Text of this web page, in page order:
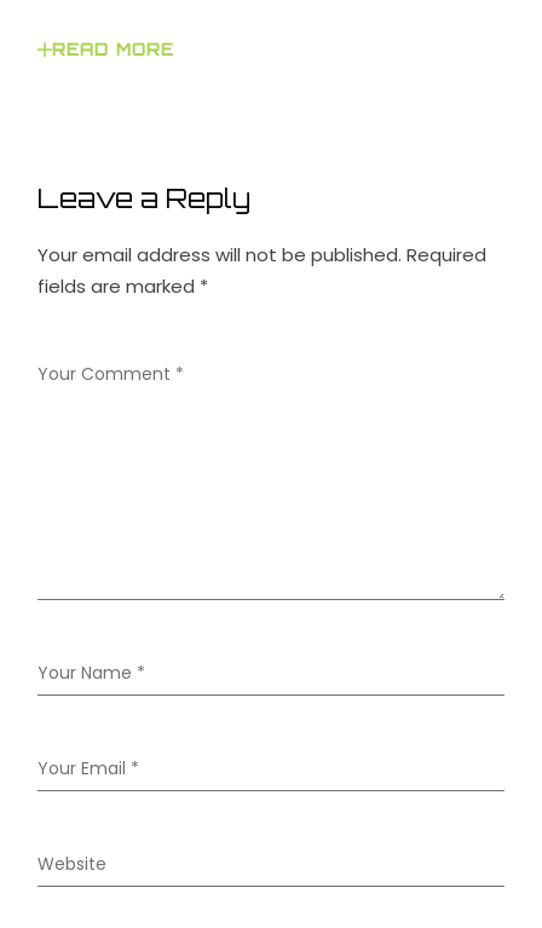
READ MORE
Leave a Reply
Your email address will not be published. Required
fields are marked *